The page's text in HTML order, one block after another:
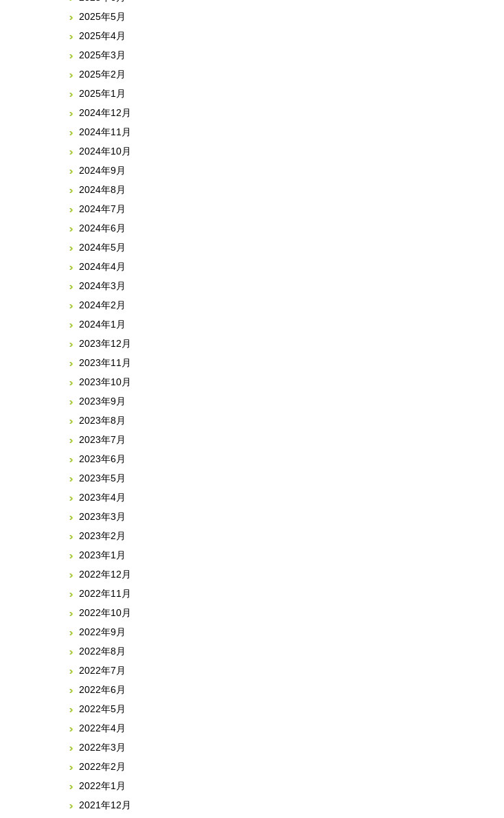
2025年5月
2025年4月
2025年3月
2025年2月
2025年1月
2024年12月
2024年11月
2024年10月
2024年9月
2024年8月
2024年7月
2024年6月
2024年5月
2024年4月
2024年3月
2024年2月
2024年1月
2023年12月
2023年11月
2023年10月
2023年9月
2023年8月
2023年7月
2023年6月
2023年5月
2023年4月
2023年3月
2023年2月
2023年1月
2022年12月
2022年11月
2022年10月
2022年9月
2022年8月
2022年7月
2022年6月
2022年5月
2022年4月
2022年3月
2022年2月
2022年1月
2021年12月